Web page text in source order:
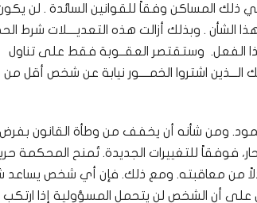
المساكن وفقاً للقوانين السائدة . لن
. وبذلك أزالت هذه التعديــــلات شرط
الفعل. وستقتصر العقــوبة فقط على تناول
ومن شأنه أن يخفف من وطأة القانون بفرض
فوفقاً للتغييرات الجديدة. تُمنح المحكمة
من معاقبته. ومع ذلك. فإن أي شخص يساعد
على أن الشخص لن يتحمل المسؤولية إذا